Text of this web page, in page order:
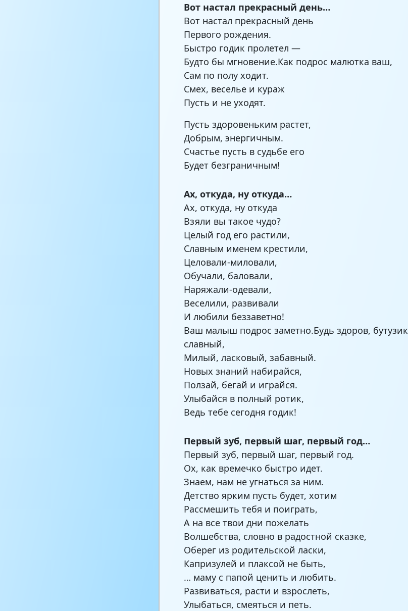
Вот настал прекрасный день…
Вот настал прекрасный день
Первого рождения.
Быстро годик пролетел —
Будто бы мгновение.Как подрос малютка ваш,
Сам по полу ходит.
Смех, веселье и кураж
Пусть и не уходят.
Пусть здоровеньким растет,
Добрым, энергичным.
Счастье пусть в судьбе его
Будет безграничным!
Ах, откуда, ну откуда…
Ах, откуда, ну откуда
Взяли вы такое чудо?
Целый год его растили,
Славным именем крестили,
Целовали-миловали,
Обучали, баловали,
Наряжали-одевали,
Веселили, развивали
И любили беззаветно!
Ваш малыш подрос заметно.Будь здоров, бутузик
славный,
Милый, ласковый, забавный.
Новых знаний набирайся,
Ползай, бегай и играйся.
Улыбайся в полный ротик,
Ведь тебе сегодня годик!
Первый зуб, первый шаг, первый год…
Первый зуб, первый шаг, первый год.
Ох, как времечко быстро идет.
Знаем, нам не угнаться за ним.
Детство ярким пусть будет, хотим
Рассмешить тебя и поиграть,
А на все твои дни пожелать
Волшебства, словно в радостной сказке,
Оберег из родительской ласки,
Капризулей и плаксой не быть,
… маму с папой ценить и любить.
Развиваться, расти и взрослеть,
Улыбаться, смеяться и петь.